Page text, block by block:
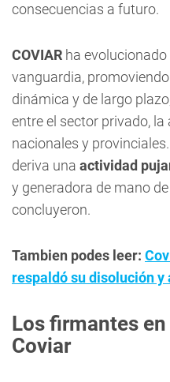
consecuencias a futuro.
COVIAR ha
vanguardia,
dinámica y de largo
entre el sector privado,
nacionales y
deriva una actividad
y generadora de mano
concluyeron.
Tambien podes leer:
respaldó su disolución
Los firmantes
Coviar